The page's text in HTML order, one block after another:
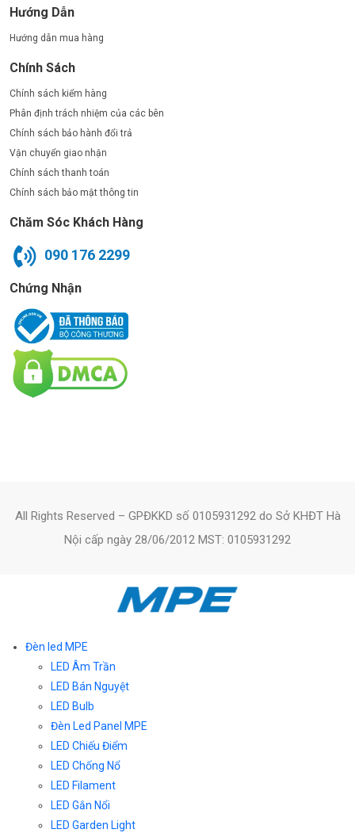
Hướng Dẫn
Hướng dẫn mua hàng
Chính Sách
Chính sách kiểm hàng
Phân định trách nhiệm của các bên
Chính sách bảo hành đổi trả
Vận chuyển giao nhận
Chính sách thanh toán
Chính sách bảo mật thông tin
Chăm Sóc Khách Hàng
090 176 2299
Chứng Nhận
All Rights Reserved – GPĐKKD số 0105931292 do Sở KHĐT Hà
Nội cấp ngày 28/06/2012 MST: 0105931292
Đèn led MPE
LED Âm Trần
LED Bán Nguyệt
LED Bulb
Đèn Led Panel MPE
LED Chiếu Điểm
LED Chống Nổ
LED Filament
LED Gắn Nổi
LED Garden Light